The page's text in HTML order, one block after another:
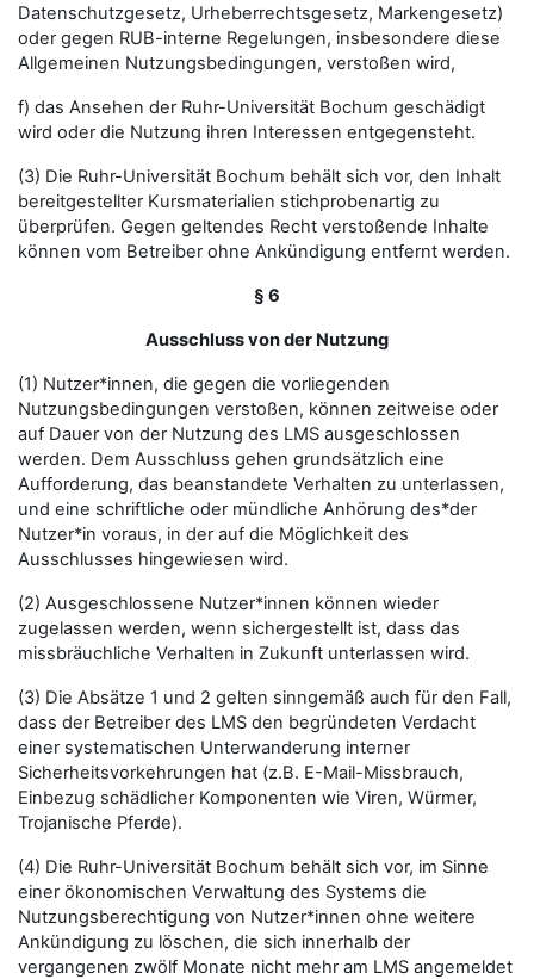
Datenschutzgesetz, Urheberrechtsgesetz, Markengesetz)
oder gegen RUB-interne Regelungen, insbesondere diese
Allgemeinen Nutzungsbedingungen, verstoßen wird,
f) das Ansehen der Ruhr-Universität Bochum geschädigt
wird oder die Nutzung ihren Interessen entgegensteht.
(3) Die Ruhr-Universität Bochum behält sich vor, den Inhalt
bereitgestellter Kursmaterialien stichprobenartig zu
überprüfen. Gegen geltendes Recht verstoßende Inhalte
können vom Betreiber ohne Ankündigung entfernt werden.
§ 6
Ausschluss von der Nutzung
(1) Nutzer*innen, die gegen die vorliegenden
Nutzungsbedingungen verstoßen, können zeitweise oder
auf Dauer von der Nutzung des LMS ausgeschlossen
werden. Dem Ausschluss gehen grundsätzlich eine
Aufforderung, das beanstandete Verhalten zu unterlassen,
und eine schriftliche oder mündliche Anhörung des*der
Nutzer*in voraus, in der auf die Möglichkeit des
Ausschlusses hingewiesen wird.
(2) Ausgeschlossene Nutzer*innen können wieder
zugelassen werden, wenn sichergestellt ist, dass das
missbräuchliche Verhalten in Zukunft unterlassen wird.
(3) Die Absätze 1 und 2 gelten sinngemäß auch für den Fall,
dass der Betreiber des LMS den begründeten Verdacht
einer systematischen Unterwanderung interner
Sicherheitsvorkehrungen hat (z.B. E-Mail-Missbrauch,
Einbezug schädlicher Komponenten wie Viren, Würmer,
Trojanische Pferde).
(4) Die Ruhr-Universität Bochum behält sich vor, im Sinne
einer ökonomischen Verwaltung des Systems die
Nutzungsberechtigung von Nutzer*innen ohne weitere
Ankündigung zu löschen, die sich innerhalb der
vergangenen zwölf Monate nicht mehr am LMS angemeldet